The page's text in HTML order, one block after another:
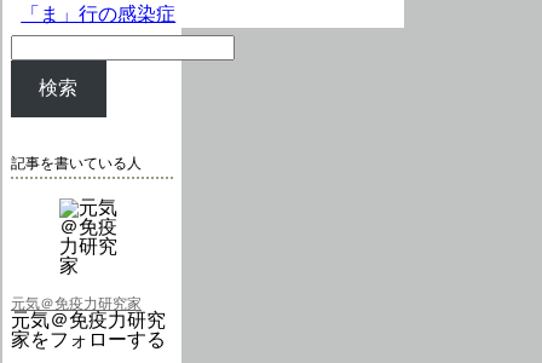
「ま」行の感染症
検索
記事を書いている人
元気＠免疫力研究家
元気＠免疫力研究
家をフォローする